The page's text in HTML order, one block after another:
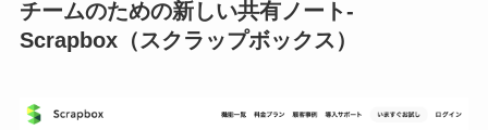
ツールを探しているビ
ジネスパーソンも多い
か。今回はそんなニー
チームのための新しい共有ノート-
Scrapbox（スクラップボックス）